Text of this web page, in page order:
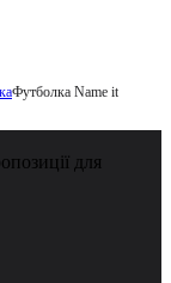
Футболка Name it
для